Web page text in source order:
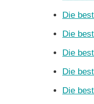
Die
Die
Die
Die
Die